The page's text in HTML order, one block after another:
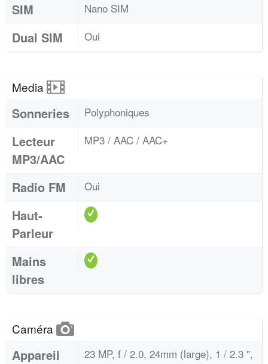
SIM Nano SIM
Dual SIM Oui
Media
Sonneries Polyphoniques
Lecteur
MP3/AAC
MP3 / AAC / AAC+
Radio FM Oui
Haut-
Parleur
Mains
libres
Caméra
Appareil
23 MP, f / 2.0, 24mm (large), 1 / 2.3 ",